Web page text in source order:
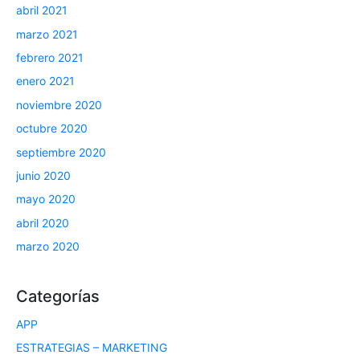
abril 2021
marzo 2021
febrero 2021
enero 2021
noviembre 2020
octubre 2020
septiembre 2020
junio 2020
mayo 2020
abril 2020
marzo 2020
Categorías
APP
ESTRATEGIAS – MARKETING